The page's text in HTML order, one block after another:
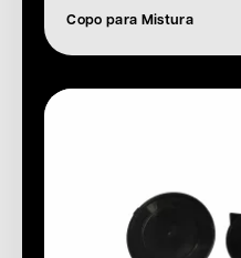
Copo para Mistura